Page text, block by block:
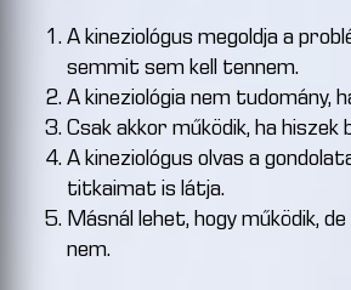
A kineziológus megoldja a
semmit sem kell tennem.
A kineziológia nem tudomány,
Csak akkor működik, ha hiszek
A kineziológus olvas a
titkaimat is látja.
Másnál lehet, hogy működik,
nem.